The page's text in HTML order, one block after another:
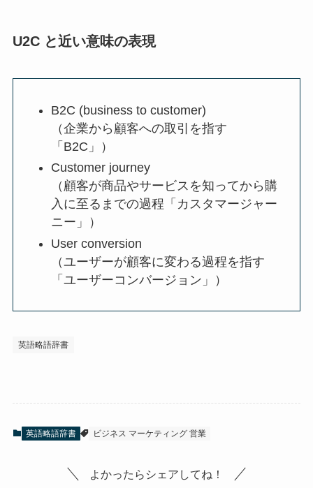
U2C と近い意味の表現
B2C (business to customer)
（企業から顧客への取引を指す
「B2C」）
Customer journey
（顧客が商品やサービスを知ってから購
入に至るまでの過程「カスタマージャー
ニー」）
User conversion
（ユーザーが顧客に変わる過程を指す
「ユーザーコンバージョン」）
英語略語辞書
英語略語辞書 ビジネス マーケティング 営業
よかったらシェアしてね！